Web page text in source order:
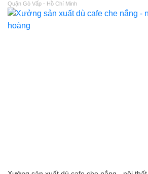
Quận Gò Vấp - Hồ Chí Minh